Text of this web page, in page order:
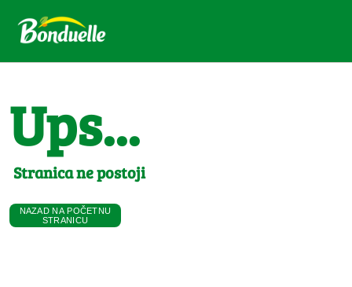
Ups...
Stranica ne postoji
NAZAD NA POČETNU
STRANICU